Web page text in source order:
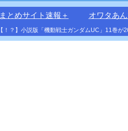
まとめサイト速報＋ オワタあ
【！？】小説版「機動戦士ガンダムUC」11巻が